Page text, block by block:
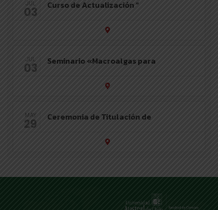
JUL
03 Curso de Actualización “
JUL
03 Seminario «Macroalgas para
MAY
29 Ceremonia de Titulación de